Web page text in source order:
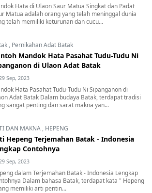
Hata di Ulaon Saur Matua Singkat dan Padat
Matua adalah orang yang telah meninggal dunia
telah memiliki keturunan dan cucu...
, Pernikahan Adat Batak
Mandok Hata Pasahat Tudu-Tudu Ni
di Ulaon Adat Batak
Sep, 2023
Hata Pasahat Tudu-Tudu Ni Sipanganon di
Adat Batak Dalam budaya Batak, terdapat tradisi
sangat penting dan sarat makna yan...
DAN MAKNA , HEPENG
Hepeng Terjemahan Batak - Indonesia
Contohnya
Sep, 2023
dalam Terjemahan Batak - Indonesia Lengkap
Dalam bahasa Batak, terdapat kata " Hepeng
memiliki arti pentin...